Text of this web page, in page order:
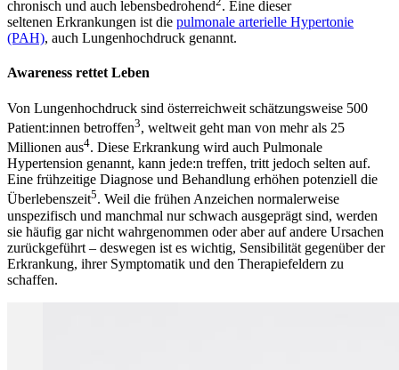
chronisch und auch lebensbedrohend . Eine dieser
seltenen Erkrankungen ist die pulmonale arterielle Hypertonie
(PAH), auch Lungenhochdruck genannt.
Awareness rettet Leben
Von Lungenhochdruck sind österreichweit schätzungsweise 500
Patient:innen betroffen3, weltweit geht man von mehr als 25
Millionen aus4. Diese Erkrankung wird auch Pulmonale
Hypertension genannt, kann jede:n treffen, tritt jedoch selten auf.
Eine frühzeitige Diagnose und Behandlung erhöhen potenziell die
Überlebenszeit5. Weil die frühen Anzeichen normalerweise
unspezifisch und manchmal nur schwach ausgeprägt sind, werden
sie häufig gar nicht wahrgenommen oder aber auf andere Ursachen
zurückgeführt – deswegen ist es wichtig, Sensibilität gegenüber der
Erkrankung, ihrer Symptomatik und den Therapiefeldern zu
schaffen.